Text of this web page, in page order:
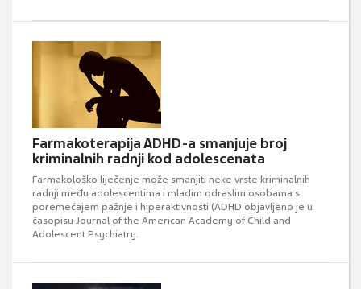
Farmakoterapija ADHD-a smanjuje broj
kriminalnih radnji kod adolescenata
Farmakološko liječenje može smanjiti neke vrste kriminalnih
radnji među adolescentima i mladim odraslim osobama s
poremećajem pažnje i hiperaktivnosti (ADHD objavljeno je u
časopisu Journal of the American Academy of Child and
Adolescent Psychiatry.